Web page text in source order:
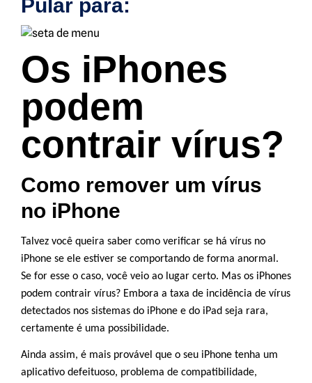
Pular para:
Os iPhones
podem
contrair vírus?
Como remover um vírus
no iPhone
Talvez você queira saber como verificar se há vírus no
iPhone se ele estiver se comportando de forma anormal.
Se for esse o caso, você veio ao lugar certo. Mas os iPhones
podem contrair vírus? Embora a taxa de incidência de vírus
detectados nos sistemas do iPhone e do iPad seja rara,
certamente é uma possibilidade.
Ainda assim, é mais provável que o seu iPhone tenha um
aplicativo defeituoso, problema de compatibilidade,